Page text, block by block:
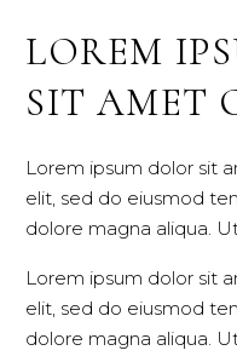
LOREM
SIT AMET
Lorem ipsum dolor sit
elit, sed do eiusmod
dolore magna aliqua.
Lorem ipsum dolor sit
elit, sed do eiusmod
dolore magna aliqua.